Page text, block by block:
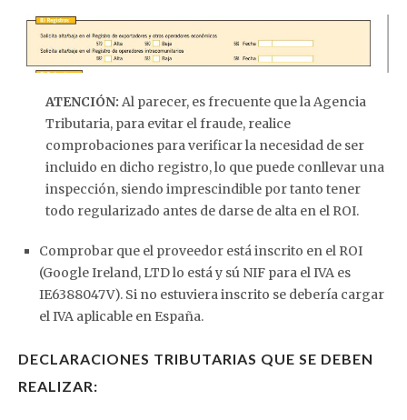
ATENCIÓN: Al parecer, es frecuente que la Agencia
Tributaria, para evitar el fraude, realice
comprobaciones para verificar la necesidad de ser
incluido en dicho registro, lo que puede conllevar una
inspección, siendo imprescindible por tanto tener
todo regularizado antes de darse de alta en el ROI.
Comprobar que el proveedor está inscrito en el ROI
(Google Ireland, LTD lo está y sú NIF para el IVA es
IE6388047V). Si no estuviera inscrito se debería cargar
el IVA aplicable en España.
DECLARACIONES TRIBUTARIAS QUE SE DEBEN
REALIZAR: